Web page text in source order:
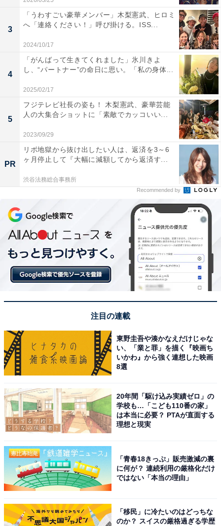
3
「うわすごい豪華メンバー」木梨憲武、ヒロミ
へ「連絡ください！」呼び掛ける。ISS...
2024/10/17
4
「がんばって生きてくれました」氷川きよ
し、“パートナー”の命日に思い。「私の身体...
2025/02/17
5
フジテレビ社長の姿も！ 木梨憲武、豪華芸能
人の大集合ショットに「素敵でカッコいい...
2023/09/29
PR
リボ地獄から抜け出したい人は、返済を3～6
ヶ月停止して『大幅に減額してから返済す...
渋谷法務総合事務所
Recommended by
注目の連載
東野圭吾や湊かなえだけじゃな
い、「業と罪」を描く『映画ち
いかわ』から強く連想した映画
8選
20年間「駆け込み実績ゼロ」の
学校も…「こども110番の家」
は本当に必要？ PTAが直面する
理想と現実
「青春18きっぷ」販売激減の裏
に何が？ 連続利用の厳格化だけ
ではない「本当の理由」
「移民」に冷たいのはどっちな
のか？ スイスの厳格過ぎる学歴